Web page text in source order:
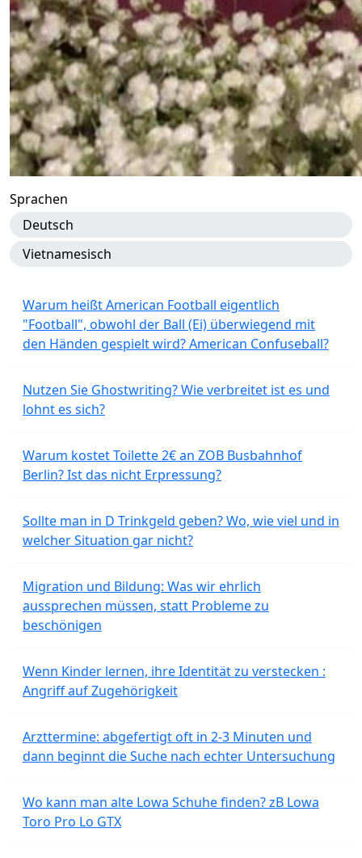
Sprachen
Deutsch
Vietnamesisch
Warum heißt American Football eigentlich
"Football", obwohl der Ball (Ei) überwiegend mit
den Händen gespielt wird? American Confuseball?
Nutzen Sie Ghostwriting? Wie verbreitet ist es und
lohnt es sich?
Warum kostet Toilette 2€ an ZOB Busbahnhof
Berlin? Ist das nicht Erpressung?
Sollte man in D Trinkgeld geben? Wo, wie viel und in
welcher Situation gar nicht?
Migration und Bildung: Was wir ehrlich
aussprechen müssen, statt Probleme zu
beschönigen
Wenn Kinder lernen, ihre Identität zu verstecken :
Angriff auf Zugehörigkeit
Arzttermine: abgefertigt oft in 2-3 Minuten und
dann beginnt die Suche nach echter Untersuchung
Wo kann man alte Lowa Schuhe finden? zB Lowa
Toro Pro Lo GTX